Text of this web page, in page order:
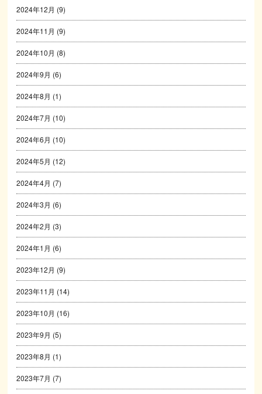
2024年12月 (9)
2024年11月 (9)
2024年10月 (8)
2024年9月 (6)
2024年8月 (1)
2024年7月 (10)
2024年6月 (10)
2024年5月 (12)
2024年4月 (7)
2024年3月 (6)
2024年2月 (3)
2024年1月 (6)
2023年12月 (9)
2023年11月 (14)
2023年10月 (16)
2023年9月 (5)
2023年8月 (1)
2023年7月 (7)